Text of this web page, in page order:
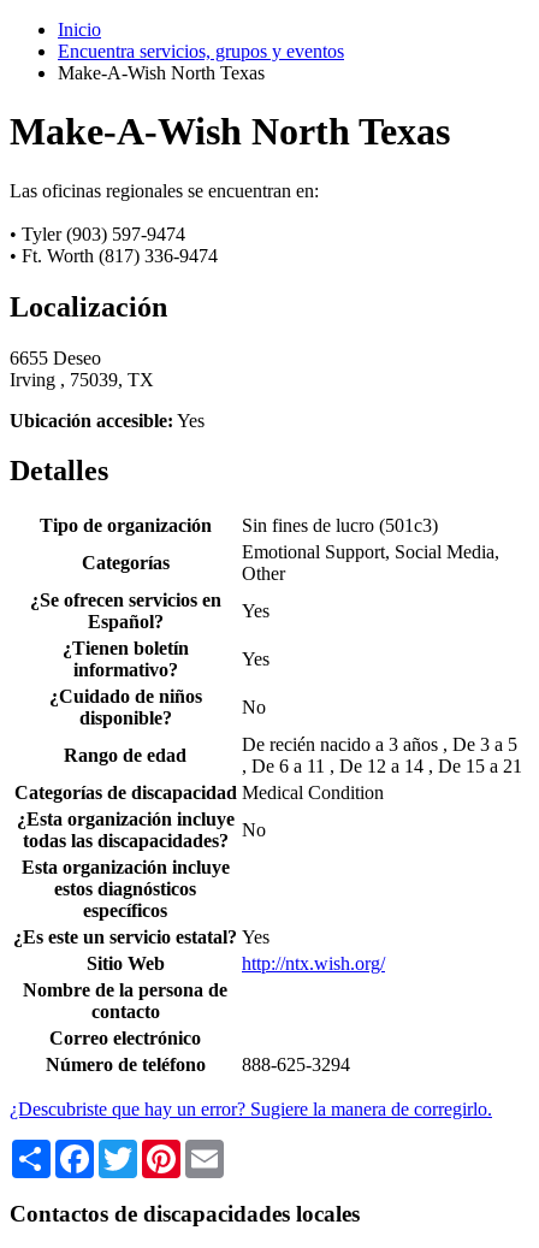
Inicio
Encuentra servicios, grupos y eventos
Make-A-Wish North Texas
Make-A-Wish North Texas
Las oficinas regionales se encuentran en:
• Tyler (903) 597-9474
• Ft. Worth (817) 336-9474
Localización
6655 Deseo
Irving , 75039, TX
Ubicación accesible: Yes
Detalles
Tipo de organización
Sin fines de lucro (501c3)
Categorías
Emotional Support, Social Media,
Other
¿Se ofrecen servicios en
Español?
Yes
¿Tienen boletín
informativo?
Yes
¿Cuidado de niños
disponible?
No
Rango de edad
De recién nacido a 3 años , De 3 a 5
, De 6 a 11 , De 12 a 14 , De 15 a 21
Categorías de discapacidad Medical Condition
¿Esta organización incluye
todas las discapacidades?
No
Esta organización incluye
estos diagnósticos
específicos
¿Es este un servicio estatal? Yes
Sitio Web
http://ntx.wish.org/
Nombre de la persona de
contacto
Correo electrónico
Número de teléfono
888-625-3294
¿Descubriste que hay un error? Sugiere la manera de corregirlo.
Share Facebook
TwitterPinterest
Contactos de discapacidades locales